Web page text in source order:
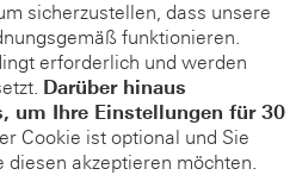
sicherzustellen, dass unsere
funktionieren.
erforderlich und werden
Darüber hinaus
um Ihre Einstellungen für 30
Cookie ist optional und Sie
diesen akzeptieren möchten.